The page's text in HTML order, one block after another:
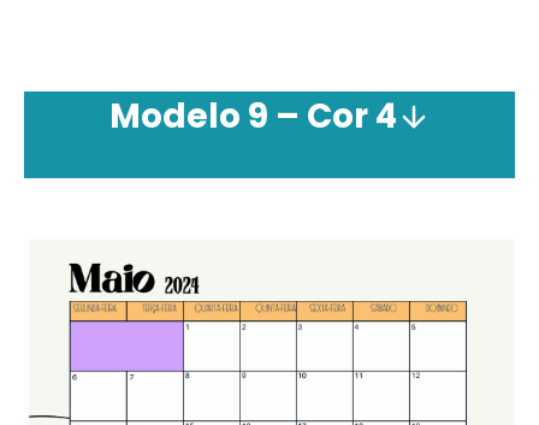
Modelo 9 – Cor4